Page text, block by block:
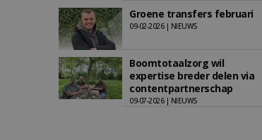
Groene transfers februari
09-02-2026 | NIEUWS
Boomtotaalzorg wil
expertise breder delen via
contentpartnerschap
09-07-2026 | NIEUWS